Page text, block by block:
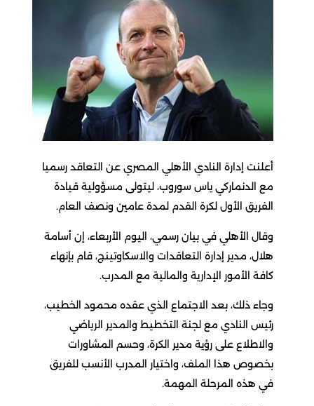
أعلنت إدارة النادي الأهلي المصري عن التعاقد رسميا
مع الدنماركي ياس سوروب، ليتولى ‏مسؤولية قيادة
الفريق الأول لكرة القدم لمدة عامين ونصف العام.
وقال الأهلي في بيان رسمي، اليوم الأربعاء، إن أسامة
‏هلال، مدير إدارة التعاقدات والاسكاوتينج، قام بإنهاء
كافة الأمور الإدارية ‏والمالية مع المدرب.
وجاء ذلك، بعد الاجتماع الذي عقده محمود الخطيب،
‏رئيس النادي مع لجنة التخطيط والمدير الرياضي
والاطلاع على رؤية ‏مدير الكرة، وحسم المشاورات
بخصوص هذا الملف، واختيار المدرب ‏الأنسب للفريق
في هذه المرحلة المهمة. ‏